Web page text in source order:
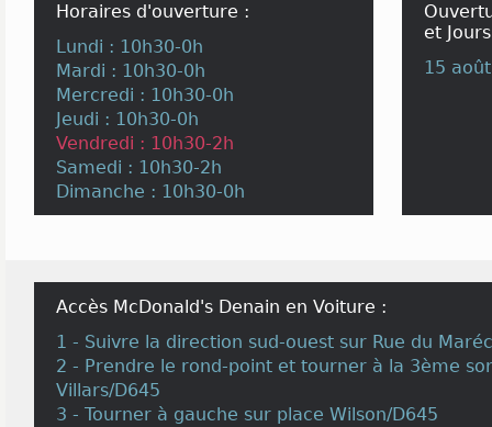
Horaires d'ouverture :
Lundi : 10h30-0h
Mardi : 10h30-0h
Mercredi : 10h30-0h
Jeudi : 10h30-0h
Vendredi : 10h30-2h
Samedi : 10h30-2h
Dimanche : 10h30-0h
et
15 août
Accès McDonald's Denain en Voiture :
1 - Suivre la direction sud-ouest sur Rue du
2 - Prendre le rond-point et tourner à la 3ème
Villars/D645
3 - Tourner à gauche sur place Wilson/D645